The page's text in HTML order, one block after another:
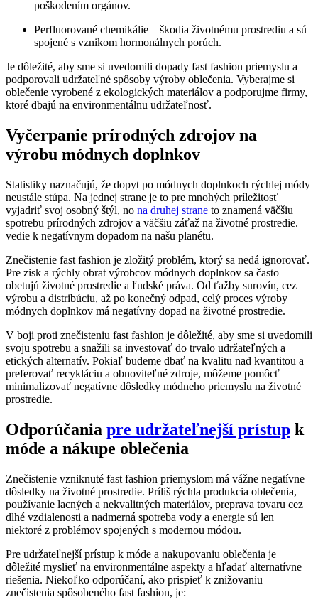
poškodením orgánov.
Perfluorované chemikálie – škodia životnému prostrediu a sú
spojené s vznikom hormonálnych porúch.
Je dôležité, aby sme si uvedomili dopady fast fashion priemyslu a
podporovali udržateľné spôsoby výroby oblečenia. Vyberajme si
oblečenie vyrobené z ekologických materiálov a podporujme firmy,
ktoré dbajú na environmentálnu udržateľnosť.
Vyčerpanie prírodných zdrojov na
výrobu módnych doplnkov
Statistiky naznačujú, že dopyt po módnych doplnkoch rýchlej módy
neustále stúpa. Na jednej strane je to pre mnohých príležitosť
vyjadriť svoj osobný štýl, no na druhej strane to znamená väčšiu
spotrebu prírodných zdrojov a väčšiu záťaž na životné prostredie.
vedie k negatívnym dopadom na našu planétu.
Znečistenie fast fashion je zložitý problém, ktorý sa nedá ignorovať.
Pre zisk a rýchly obrat výrobcov módnych doplnkov sa často
obetujú životné prostredie a ľudské práva. Od ťažby surovín, cez
výrobu a distribúciu, až po konečný odpad, celý proces výroby
módnych doplnkov má negatívny dopad na životné prostredie.
V boji proti znečisteniu fast fashion je dôležité, aby sme si uvedomili
svoju spotrebu a snažili sa investovať do trvalo udržateľných a
etických alternatív. Pokiaľ budeme dbať na kvalitu nad kvantitou a
preferovať recykláciu a obnoviteľné zdroje, môžeme pomôcť
minimalizovať negatívne dôsledky módneho priemyslu na životné
prostredie.
Odporúčania pre udržateľnejší prístup k
móde a nákupe oblečenia
Znečistenie vzniknuté fast fashion priemyslom má vážne negatívne
dôsledky na životné prostredie. Príliš rýchla produkcia oblečenia,
používanie lacných a nekvalitných materiálov, preprava tovaru cez
dlhé vzdialenosti a nadmerná spotreba vody a energie sú len
niektoré z problémov spojených s modernou módou.
Pre udržateľnejší prístup k móde a nakupovaniu oblečenia je
dôležité myslieť na environmentálne aspekty a hľadať alternatívne
riešenia. Niekoľko odporúčaní, ako prispieť k znižovaniu
znečistenia spôsobeného fast fashion, je: